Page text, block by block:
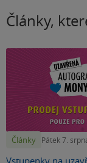
Články,
Články Pátek 7.
Vstupenky na